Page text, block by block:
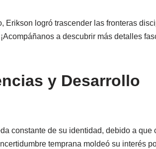
Erikson logró trascender las fronteras
a descubrir más detalles
y Desarrollo
constante de su identidad, debido a que
temprana moldeó su interés